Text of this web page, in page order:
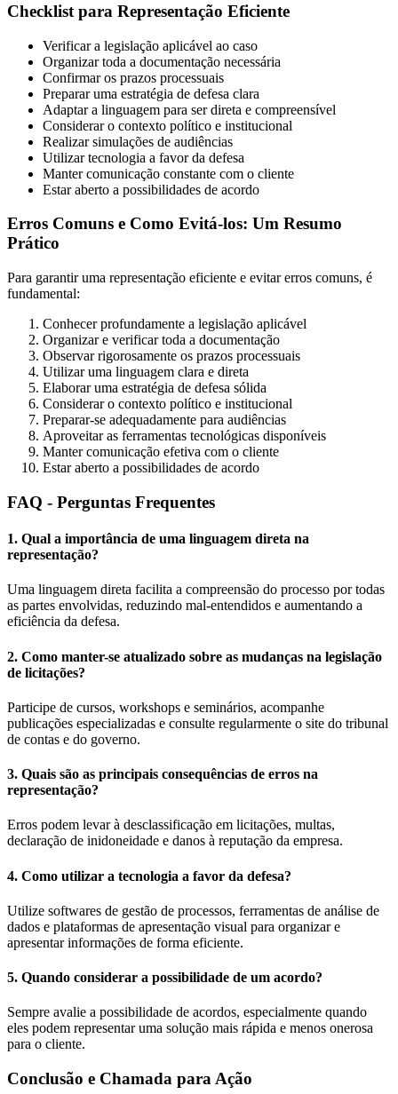
Checklist para Representação Eficiente
Verificar a legislação aplicável ao caso
Organizar toda a documentação necessária
Confirmar os prazos processuais
Preparar uma estratégia de defesa clara
Adaptar a linguagem para ser direta e compreensível
Considerar o contexto político e institucional
Realizar simulações de audiências
Utilizar tecnologia a favor da defesa
Manter comunicação constante com o cliente
Estar aberto a possibilidades de acordo
Erros Comuns e Como Evitá-los: Um Resumo
Prático
Para garantir uma representação eficiente e evitar erros comuns, é
fundamental:
Conhecer profundamente a legislação aplicável
Organizar e verificar toda a documentação
Observar rigorosamente os prazos processuais
Utilizar uma linguagem clara e direta
Elaborar uma estratégia de defesa sólida
Considerar o contexto político e institucional
Preparar-se adequadamente para audiências
Aproveitar as ferramentas tecnológicas disponíveis
Manter comunicação efetiva com o cliente
Estar aberto a possibilidades de acordo
FAQ - Perguntas Frequentes
1. Qual a importância de uma linguagem direta na
representação?
Uma linguagem direta facilita a compreensão do processo por todas
as partes envolvidas, reduzindo mal-entendidos e aumentando a
eficiência da defesa.
2. Como manter-se atualizado sobre as mudanças na legislação
de licitações?
Participe de cursos, workshops e seminários, acompanhe
publicações especializadas e consulte regularmente o site do tribunal
de contas e do governo.
3. Quais são as principais consequências de erros na
representação?
Erros podem levar à desclassificação em licitações, multas,
declaração de inidoneidade e danos à reputação da empresa.
4. Como utilizar a tecnologia a favor da defesa?
Utilize softwares de gestão de processos, ferramentas de análise de
dados e plataformas de apresentação visual para organizar e
apresentar informações de forma eficiente.
5. Quando considerar a possibilidade de um acordo?
Sempre avalie a possibilidade de acordos, especialmente quando
eles podem representar uma solução mais rápida e menos onerosa
para o cliente.
Conclusão e Chamada para Ação